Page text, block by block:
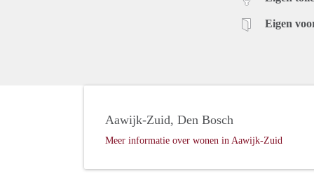
Eigen
Aawijk-Zuid, Den Bosch
Meer informatie over wonen in Aawijk-Zuid